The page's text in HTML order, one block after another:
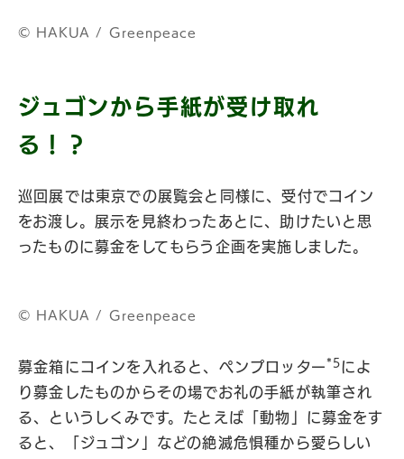
©︎ HAKUA / Greenpeace
ジュゴンから手紙が受け取れ
る！？
巡回展では東京での展覧会と同様に、受付でコイン
をお渡し。展示を見終わったあとに、助けたいと思
ったものに募金をしてもらう企画を実施しました。
©︎ HAKUA / Greenpeace
募金箱にコインを入れると、ペンプロッター*5によ
り募金したものからその場でお礼の手紙が執筆され
る、というしくみです。たとえば「動物」に募金をす
ると、「ジュゴン」などの絶滅危惧種から愛らしい